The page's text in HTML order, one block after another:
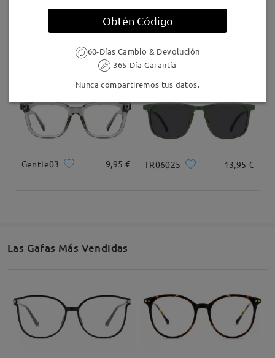
Cleaning:
https://www.firmoo.es/help-p-
120.shtml
We hope you enjoy your replacement pair, and
please don’t hesitate to reach out if you need
You can contact us via LiveChat(24/7) or email us at
service@firmoo.es.
16,95 € T38736
Gentle03 9,95 € TR06025 13,95 €
Las Gafas Más Vendidas
Obtén Código
60-Días Cambio & Devolución
365-Día Garantía
Nunca compartiremos tus datos.